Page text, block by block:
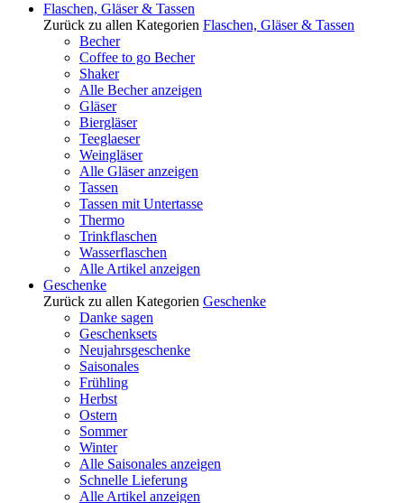
Flaschen, Gläser & Tassen
Zurück zu allen Kategorien Flaschen, Gläser & Tassen
Becher
Coffee to go Becher
Shaker
Alle Becher anzeigen
Gläser
Biergläser
Teeglaeser
Weingläser
Alle Gläser anzeigen
Tassen
Tassen mit Untertasse
Thermo
Trinkflaschen
Wasserflaschen
Alle Artikel anzeigen
Geschenke
Zurück zu allen Kategorien Geschenke
Danke sagen
Geschenksets
Neujahrsgeschenke
Saisonales
Frühling
Herbst
Ostern
Sommer
Winter
Alle Saisonales anzeigen
Schnelle Lieferung
Alle Artikel anzeigen